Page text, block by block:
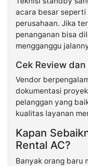
acara besar
perusahaan. Jika
penanganan bisa
mengganggu
Cek Review
Vendor
dokumentasi
pelanggan yang
kualitas layanan
Kapan
Rental AC?
Banyak orang baru